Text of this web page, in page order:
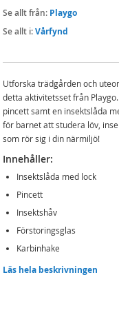
Se allt från: Playgo
Se allt i:Vårfynd
Utforska trädgården och
detta aktivitetsset från
pincett samt en insektslåda
för barnet att studera löv,
som rör sig i din närmiljö!
Innehåller:
Insektslåda med lock
Pincett
Insektshåv
Förstoringsglas
Karbinhake
Detaljer:
Läs hela beskrivningen